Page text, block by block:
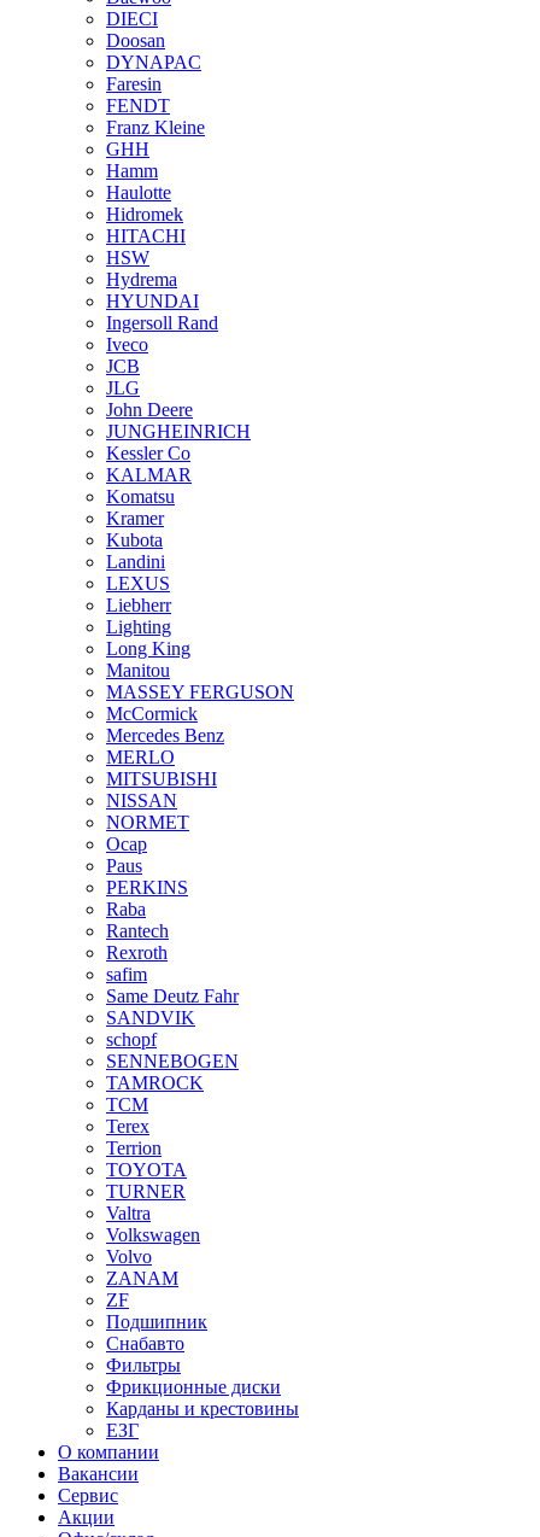
DIECI
Doosan
DYNAPAC
Faresin
FENDT
Franz Kleine
GHH
Hamm
Haulotte
Hidromek
HITACHI
HSW
Hydrema
HYUNDAI
Ingersoll Rand
Iveco
JCB
JLG
John Deere
JUNGHEINRICH
Kessler Co
KALMAR
Komatsu
Kramer
Kubota
Landini
LEXUS
Liebherr
Lighting
Long King
Manitou
MASSEY FERGUSON
McCormick
Mercedes Benz
MERLO
MITSUBISHI
NISSAN
NORMET
Ocap
Paus
PERKINS
Raba
Rantech
Rexroth
safim
Same Deutz Fahr
SANDVIK
schopf
SENNEBOGEN
TAMROCK
TCM
Terex
Terrion
TOYOTA
TURNER
Valtra
Volkswagen
Volvo
ZANAM
ZF
Подшипник
Снабавто
Фильтры
Фрикционные диски
Карданы и крестовины
ЕЗГ
О компании
Вакансии
Сервис
Акции